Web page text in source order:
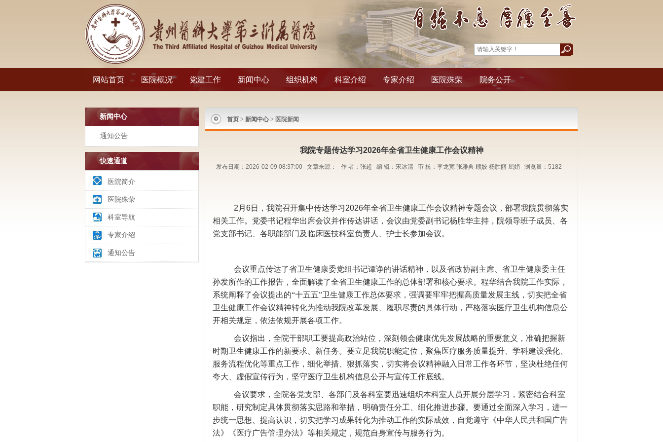
网站首页 医院概况 党建工作 新闻中心 组织机构 科室介绍 专家介绍 医院殊荣 院务公开
新闻中心
通知公告
快速通道
医院简介
医院殊荣
科室导航
专家介绍
通知公告
首页 > 新闻中心 > 医院新闻
我院专题传达学习2026年全省卫生健康工作会议精神
发布日期：2026-02-09 08:37:00 文章来源： 作 者：张超 编 辑：宋冰清 审 核：李龙宽 张雅典 顾姣 杨胜丽 屈娟 浏览量： 5182
2月6日，我院召开集中传达学习2026年全省卫生健康工作会议精神专题会议，部署我院贯彻落实
相关工作。党委书记程华出席会议并作传达讲话，会议由党委副书记杨胜华主持，院领导班子成员、各
党支部书记、各职能部门及临床医技科室负责人、护士长参加会议。
会议重点传达了省卫生健康委党组书记谭诤的讲话精神，以及省政协副主席、省卫生健康委主任
孙发所作的工作报告，全面解读了全省卫生健康工作的总体部署和核心要求。程华结合我院工作实际，
系统阐释了会议提出的“十五五”卫生健康工作总体要求，强调要牢牢把握高质量发展主线，切实把全省
卫生健康工作会议精神转化为推动我院改革发展、履职尽责的具体行动，严格落实医疗卫生机构信息公
开相关规定，依法依规开展各项工作。
会议指出，全院干部职工要提高政治站位，深刻领会健康优先发展战略的重要意义，准确把握新
时期卫生健康工作的新要求、新任务。要立足我院职能定位，聚焦医疗服务质量提升、学科建设强化、
服务流程优化等重点工作，细化举措、狠抓落实，切实将会议精神融入日常工作各环节，坚决杜绝任何
夸大、虚假宣传行为，坚守医疗卫生机构信息公开与宣传工作底线。
会议要求，全院各党支部、各部门及各科室要迅速组织本科室人员开展分层学习，紧密结合科室
职能，研究制定具体贯彻落实思路和举措，明确责任分工、细化推进步骤。要通过全面深入学习，进一
步统一思想、提高认识，切实把学习成果转化为推动工作的实际成效，自觉遵守《中华人民共和国广告
法》《医疗广告管理办法》等相关规定，规范自身宣传与服务行为。